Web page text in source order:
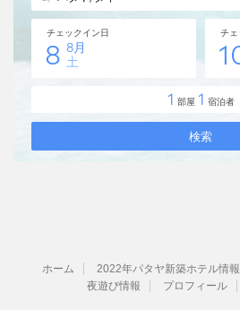
ホーム 2022年パタヤ新築ホテル情報
夜遊び情報
プロフィール